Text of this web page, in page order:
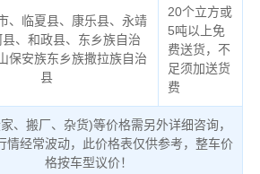
、临夏县、康乐县、永靖
、和政县、东乡族自治
保安族东乡族撒拉族自治
县
20个立方或
5吨以上免
费送货，不
足须加送货
费
、搬厂、杂货)等价格需另外详细咨询，
情经常波动，此价格表仅供参考，整车价
格按车型议价！